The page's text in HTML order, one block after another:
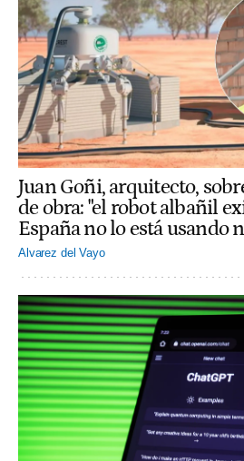
Juan Goñi, arquitecto,
de obra: "el robot albañil
España no lo está usando
Alvarez del Vayo